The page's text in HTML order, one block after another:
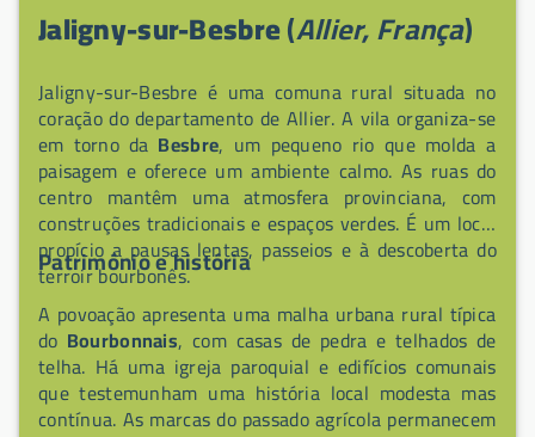
exploração, e um espelho de água de 2 ha permite a
pesca (é exigido cartão departamental; baixa
densidade piscícola). Não perca o mercado local de
quarta-feira de manhã, onde produtores e criadores
destacam a carne bovina Charolais, o frango
bourbonnais, o peru de Jaligny, os queijos de
Chambérat ou Cérilly e a mostarda de Charroux — o
lugar ideal para retemperar forças em meio rural.
Jaligny-sur-Besbre(Allier, França)
Jaligny-sur-Besbre é uma comuna rural situada no
coração do departamento de Allier. A vila organiza-se
em torno da Besbre, um pequeno rio que molda a
paisagem e oferece um ambiente calmo. As ruas do
centro mantêm uma atmosfera provinciana, com
construções tradicionais e espaços verdes. É um local
propício a pausas lentas, passeios e à descoberta do
terroir bourbonês.
Património e história
A povoação apresenta uma malha urbana rural típica
do Bourbonnais, com casas de pedra e telhados de
telha. Há uma igreja paroquial e edifícios comunais
que testemunham uma história local modesta mas
contínua. As marcas do passado agrícola permanecem